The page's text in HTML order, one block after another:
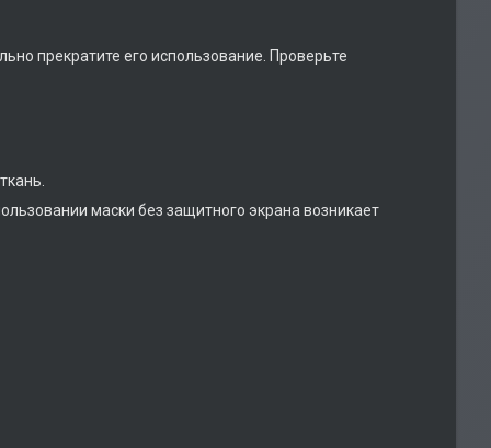
прекратите его использование. Проверьте
маски без защитного экрана возникает